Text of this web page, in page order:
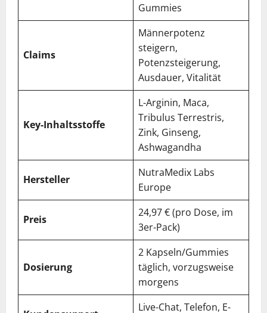
Gummies
Claims
Männerpotenz
steigern,
Potenzsteigerung,
Ausdauer, Vitalität
Key-Inhaltsstoffe
L-Arginin, Maca,
Tribulus Terrestris,
Zink, Ginseng,
Ashwagandha
Hersteller
NutraMedix Labs
Europe
Preis
24,97 € (pro Dose, im
3er-Pack)
Dosierung
2 Kapseln/Gummies
täglich, vorzugsweise
morgens
Live-Chat, Telefon, E-